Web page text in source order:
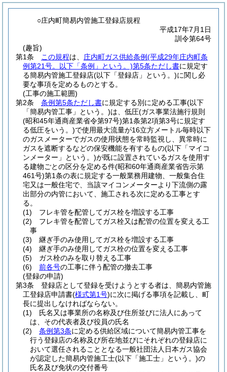
○庄内町簡易内管施工登録店規程
平成17年7月1日
訓令第64号
(趣旨)
第1条
この規程は、 庄内町ガス供給条例(平成29年庄内町条
例第21号。以下「条例」という。)第5条ただし書に規定す
る簡易内管施工登録店(以下「登録店」という。)に関し必
要な事項を定めるものとする。
(工事の施工範囲)
第2条
条例第5条ただし書に規定する別に定める工事(以下
「簡易内管工事」という。)は、低圧(ガス事業法施行規則
(昭和45年通商産業省令第97号)第1条第2項第3号に規定す
る低圧をいう。)で使用最大流量が16立方メートル毎時以下
のガスメーターでガスの使用状態を常時監視し、異常時に
ガスを遮断するなどの保安機能を有するもの(以下「マイコ
ンメーター」という。)が既に設置されているガスを使用す
る建物ごとの区分を定める件(昭和60年通商産業省告示第
461号)第1条の表に規定する一般業務用建物、一般集合住
宅又は一般住宅で、当該マイコンメーターより下流側の露
出部分の内管において、施工される次に定める工事とす
る。
(1)
フレキ管を配管してガス栓を増設する工事
(2)
フレキ管を配管してガス栓又は配管の位置を変える工
事
(3)
継ぎ手のみ使用してガス栓を増設する工事
(4)
継ぎ手のみ使用してガス栓の位置を変える工事
(5)
ガス栓のみを取り替える工事
(6)
前各号の工事に伴う配管の撤去工事
(登録の申請)
第3条
登録店として登録を受けようとする者は、簡易内管施
工登録店申請書(様式第1号)に次に掲げる事項を記載し、町
長に提出しなければならない。
(1)
氏名又は事業所の名称及び住所並びに法人にあって
は、その代表者及び役員の氏名
(2)
条例第3条に定める供給区域について簡易内管工事を
行う登録店の名称及び所在地並びにそれぞれの登録店に
おいて選任されることとなる一般社団法人日本ガス協会
が認定した簡易内管施工士(以下「施工士」という。)の
氏名及び免状の交付番号